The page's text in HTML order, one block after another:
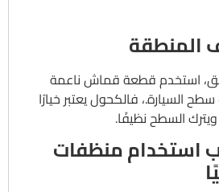
استخدم قطعة قماش ناعمة
السيارة.، فالكحول يعتبر خيارًا
ويترك السطح نظيفًا.
2: تجنب استخدام منظفات